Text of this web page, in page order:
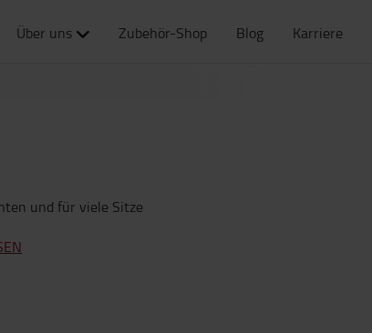
Über uns Zubehör-Shop Blog Karriere
und für viele Sitze